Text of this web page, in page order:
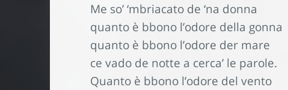
Me so’ ‘mbriacato de ‘na donna
quanto è bbono l’odore della gonna
quanto è bbono l’odore der mare
ce vado de notte a cerca’ le parole.
Quanto è bbono l’odore del vento